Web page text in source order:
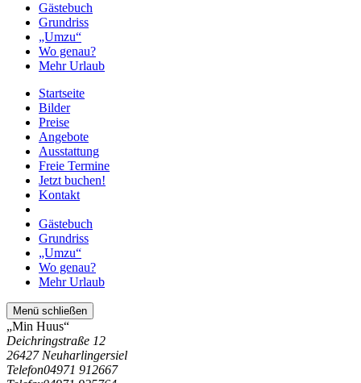
Gästebuch
Grundriss
„Umzu“
Wo genau?
Mehr Urlaub
Startseite
Bilder
Preise
Angebote
Ausstattung
Freie Termine
Jetzt buchen!
Kontakt
Gästebuch
Grundriss
„Umzu“
Wo genau?
Mehr Urlaub
Menü schließen
„Min Huus“
Deichringstraße 12
26427 Neuharlingersiel
Telefon04971 912667